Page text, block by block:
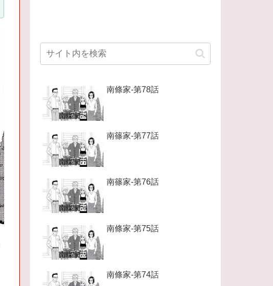
南條家-第78話
南篠家-第77話
南篠家-第76話
南條家-第75話
南條家-第74話